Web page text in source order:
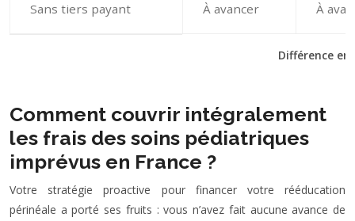
Différence
Sans tiers payant À avancer À
Comment couvrir intégralement
les frais des soins pédiatriques
imprévus en France ?
Votre stratégie proactive pour financer votre rééducation
périnéale a porté ses fruits : vous n’avez fait aucune avance de